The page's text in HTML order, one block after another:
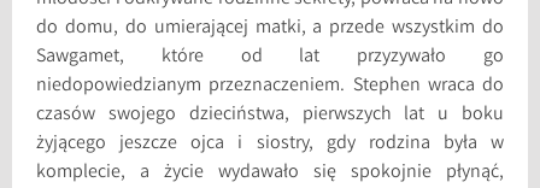
do domu, do umierającej matki, a przede wszystkim do
Sawgamet, które od lat przyzywało go
niedopowiedzianym przeznaczeniem. Stephen wraca do
czasów swojego dzieciństwa, pierwszych lat u boku
żyjącego jeszcze ojca i siostry, gdy rodzina była w
komplecie, a życie wydawało się spokojnie płynąć,